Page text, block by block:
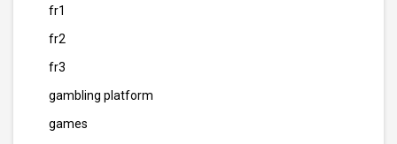
fr1
fr2
fr3
gambling platform
games